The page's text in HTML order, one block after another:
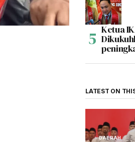
Ketua
LATEST ON
DAERAH